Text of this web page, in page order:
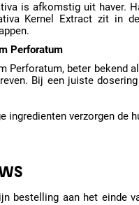
is afkomstig uit haver.
Kernel Extract zit in
Perforatum
Perforatum, beter bekend
Bij een juiste
ingredienten verzorgen de
bestelling aan het einde